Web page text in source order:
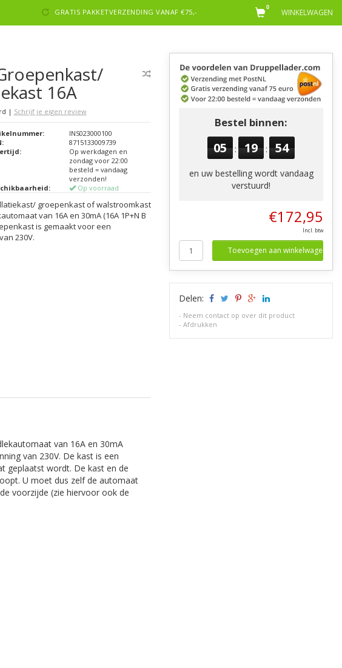
GRATIS PAKKETVERZENDING VANAF €75,- WINKELWAGEN
0
16A
| Schrijf je eigen review
INS023000100
8715133009739
Op werkdagen en
zondag voor 22:00
besteld = vandaag
verzonden!
Op voorraad
groepenkast of walstroomkast
van 16A en 30mA (16A 1P+N B
is gemaakt voor een
230V.
van 16A en 30mA
van 230V. De kast is een
geplaatst wordt. De kast en de
U moet dus zelf de automaat
voorzijde (zie hiervoor ook de
Bestel binnen:
05 : 19 : 54
en uw bestelling wordt vandaag
verstuurd!
€172,95
Incl. btw
Toevoegen aan winkelwagen
Delen:
- Neem contact op over dit product
-Afdrukken